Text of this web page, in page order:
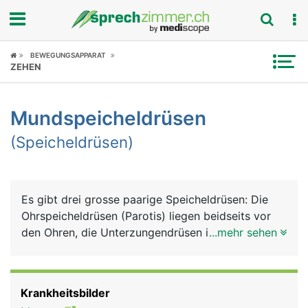
Fokus
Symptome
Untersuchungen
Ratgeber
BEWEGUNGSAPPARAT
ZEHEN
Mundspeicheldrüsen
(Speicheldrüsen)
Es gibt drei grosse paarige Speicheldrüsen: Die
Ohrspeicheldrüsen (Parotis) liegen beidseits vor
den Ohren, die Unterzungendrüsen im Mundboden
produzieren mehrere kleine Speicheldrüsen, die im
...mehr sehen
Krankheitsbilder